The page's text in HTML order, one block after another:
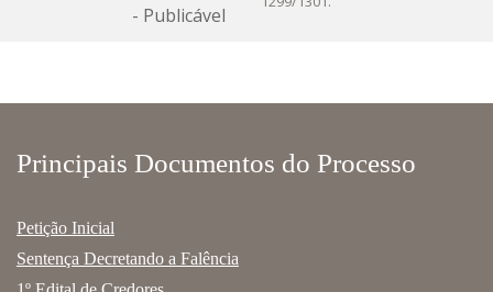
- Publicável
Principais Documentos do Processo
Petição Inicial
Sentença Decretando a Falência